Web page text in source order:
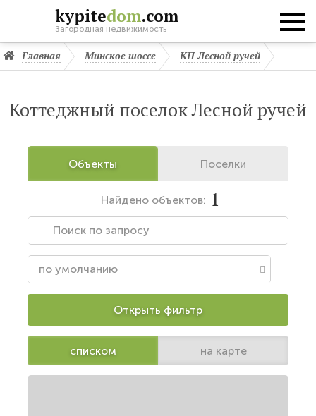
kypitedom.com
Загородная недвижимость
Главная Минское шоссе КП Лесной ручей
Коттеджный поселок Лесной ручей
Объекты Поселки
Найденообъектов: 1
Открыть фильтр
списком на карте